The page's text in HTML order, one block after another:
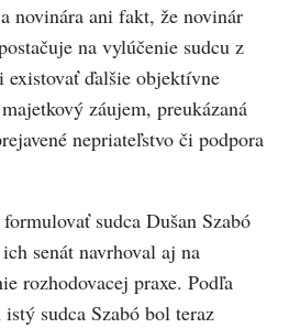
novinára ani fakt, že novinár
na vylúčenie sudcu z
ďalšie objektívne
záujem, preukázaná
nepriateľstvo či podpora
sudca Dušan Szabó
senát navrhoval aj na
rozhodovacej praxe. Podľa
sudca Szabó bol teraz